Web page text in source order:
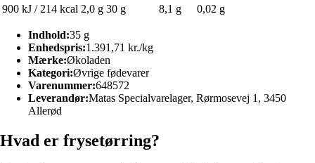
900 kJ / 214 kcal 2,0 g 30 g 8,1 g 0,02 g
Indhold:35 g
Enhedspris:1.391,71 kr./kg
Mærke:Økoladen
Kategori:Øvrige fødevarer
Varenummer:648572
Leverandør:Matas Specialvarelager, Rørmosevej 1, 3450
Allerød
Hvad er frysetørring?